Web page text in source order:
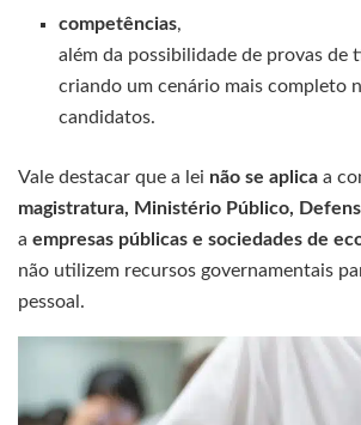
competências,
além da possibilidade de provas de
criando um cenário mais completo
candidatos.
Vale destacar que a lei não se aplica a
magistratura, Ministério Público,
a empresas públicas e sociedades de
não utilizem recursos governamentais
pessoal.